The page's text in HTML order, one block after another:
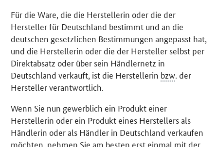
Für die Ware, die die Herstellerin oder die der
Hersteller für Deutschland bestimmt und an die
deutschen gesetzlichen Bestimmungen angepasst hat,
und die Herstellerin oder die der Hersteller selbst per
Direktabsatz oder über sein Händlernetz in
Deutschland verkauft, ist die Herstellerin bzw. der
Hersteller verantwortlich.
Wenn Sie nun gewerblich ein Produkt einer
Herstellerin oder ein Produkt eines Herstellers als
Händlerin oder als Händler in Deutschland verkaufen
möchten, nehmen Sie am besten erst einmal mit der